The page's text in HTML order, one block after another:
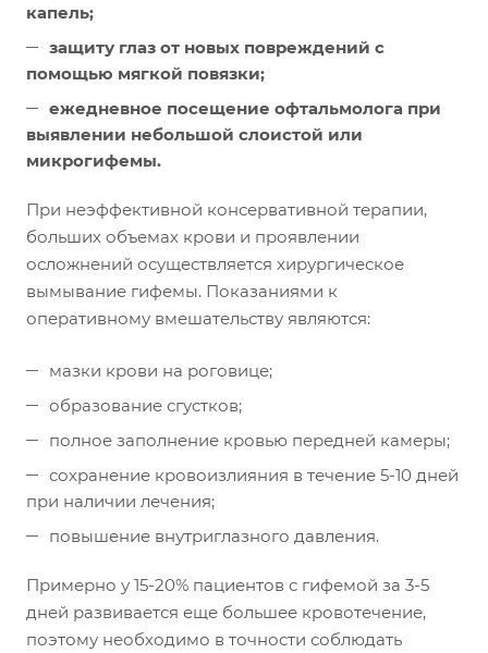
капель;
защиту глаз от новых повреждений с
помощью мягкой повязки;
ежедневное посещение офтальмолога при
выявлении небольшой слоистой или
микрогифемы.
При неэффективной консервативной терапии,
больших объемах крови и проявлении
осложнений осуществляется хирургическое
вымывание гифемы. Показаниями к
оперативному вмешательству являются:
мазки крови на роговице;
образование сгустков;
полное заполнение кровью передней камеры;
сохранение кровоизлияния в течение 5-10 дней
при наличии лечения;
повышение внутриглазного давления.
Примерно у 15-20% пациентов с гифемой за 3-5
дней развивается еще большее кровотечение,
поэтому необходимо в точности соблюдать